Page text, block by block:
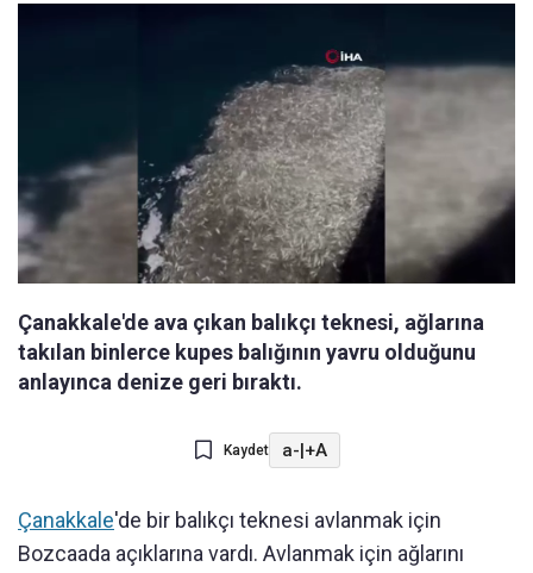
Çanakkale'de ava çıkan balıkçı teknesi, ağlarına
takılan binlerce kupes balığının yavru olduğunu
anlayınca denize geri bıraktı.
Kaydet a-|+A
Çanakkale'de bir balıkçı teknesi avlanmak için
Bozcaada açıklarına vardı. Avlanmak için ağlarını